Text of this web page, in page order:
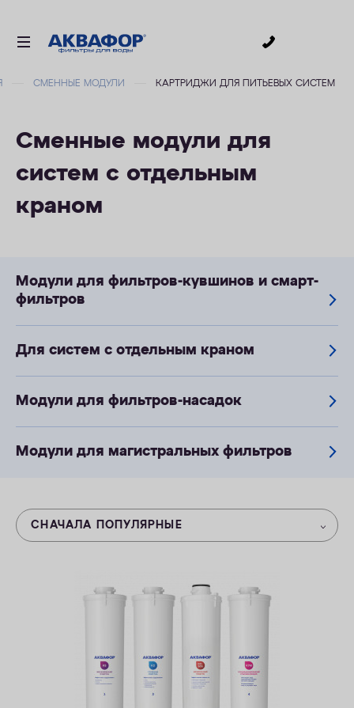
ДЛЯ ВАННОЙ
В КОТТЕДЖ
ДЛЯ БИЗНЕСА
УСЛУГИ
ОПЛАТА
КОНТАКТЫ
СМЕННЫЕ МОДУЛИ КАРТРИДЖИ ДЛЯ ПИТЬЕВЫХ СИСТЕМ
Сменные модули для
систем с отдельным
краном
Модули для фильтров-кувшинов и смарт-
фильтров
Для систем с отдельным краном
Модули для фильтров-насадок
Модули для магистральных фильтров
СНАЧАЛА ПОПУЛЯРНЫЕ